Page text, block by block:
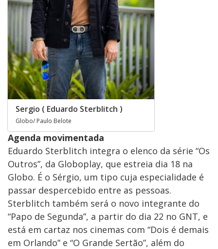
Sergio ( Eduardo Sterblitch )
Globo/ Paulo Belote
Agenda movimentada
Eduardo Sterblitch integra o elenco da série “Os
Outros”, da Globoplay, que estreia dia 18 na
Globo. É o Sérgio, um tipo cuja especialidade é
passar despercebido entre as pessoas.
Sterblitch também será o novo integrante do
“Papo de Segunda”, a partir do dia 22 no GNT, e
está em cartaz nos cinemas com “Dois é demais
em Orlando” e “O Grande Sertão”, além do